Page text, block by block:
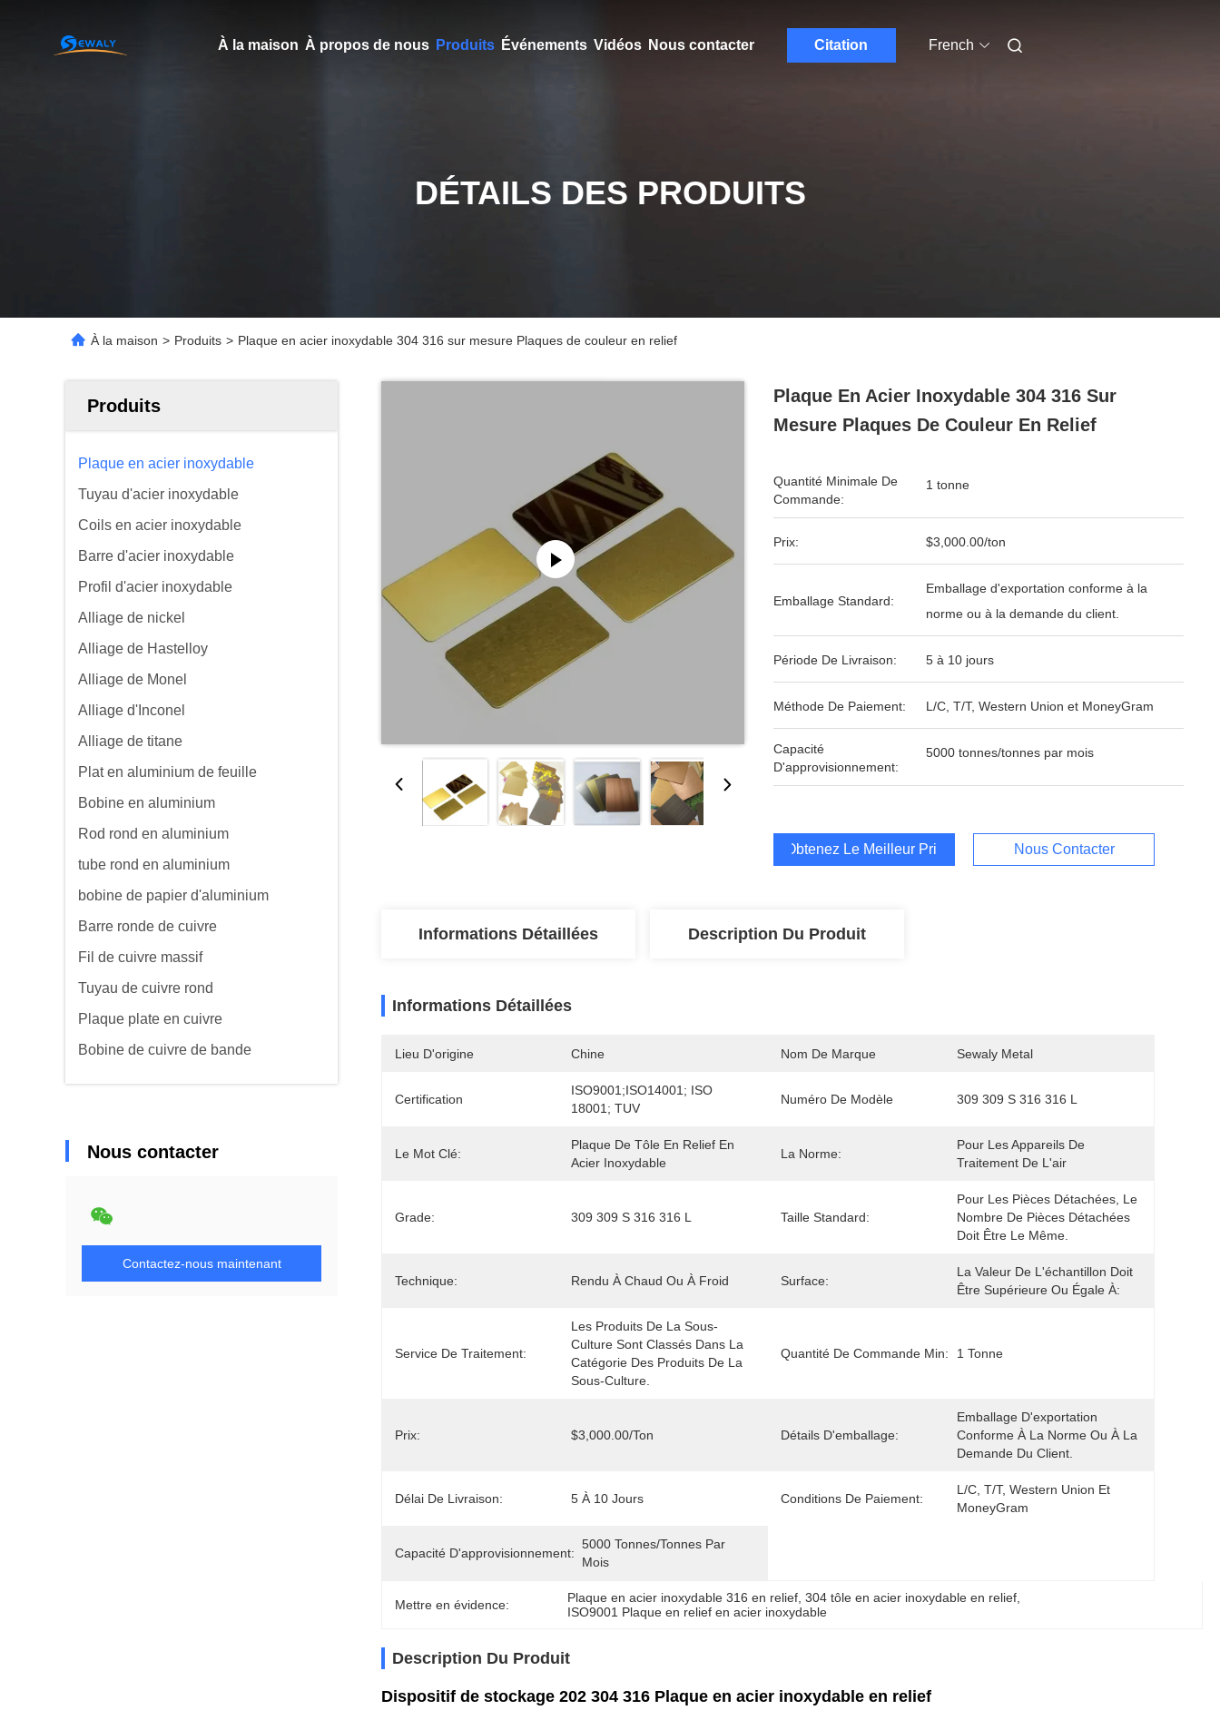
À la maison À propos de nous Produits Événements Vidéos Nous contacter Citation French
DÉTAILS DES PRODUITS
À la maison > Produits > Plaque en acier inoxydable 304 316 sur mesure Plaques de couleur en relief
Produits
Plaque en acier inoxydable
Tuyau d'acier inoxydable
Coils en acier inoxydable
Barre d'acier inoxydable
Profil d'acier inoxydable
Alliage de nickel
Alliage de Hastelloy
Alliage de Monel
Alliage d'Inconel
Alliage de titane
Plat en aluminium de feuille
Bobine en aluminium
Rod rond en aluminium
tube rond en aluminium
bobine de papier d'aluminium
Barre ronde de cuivre
Fil de cuivre massif
Tuyau de cuivre rond
Plaque plate en cuivre
Bobine de cuivre de bande
Nous contacter
Contactez-nous maintenant
Plaque En Acier Inoxydable 304 316 Sur
Mesure Plaques De Couleur En Relief
Quantité Minimale De
Commande:
1 tonne
Prix: $3,000.00/ton
Emballage Standard:
Emballage d'exportation conforme à la
norme ou à la demande du client.
Période De Livraison: 5 à 10 jours
Méthode De Paiement: L/C, T/T, Western Union et MoneyGram
Capacité
D'approvisionnement:
5000 tonnes/tonnes par mois
Obtenez Le Meilleur Prix Nous Contacter
Informations Détaillées Description Du Produit
Informations Détaillées
Lieu D'origine Chine Nom De Marque Sewaly Metal
Certification
ISO9001;ISO14001; ISO
18001; TUV
Numéro De Modèle 309 309 S 316 316 L
Le Mot Clé:
Plaque De Tôle En Relief En
Acier Inoxydable
La Norme:
Pour Les Appareils De
Traitement De L'air
Grade: 309 309 S 316 316 L Taille Standard:
Pour Les Pièces Détachées, Le
Nombre De Pièces Détachées
Doit Être Le Même.
Technique: Rendu À Chaud Ou À Froid Surface:
La Valeur De L'échantillon Doit
Être Supérieure Ou Égale À:
Service De Traitement:
Les Produits De La Sous-
Culture Sont Classés Dans La
Catégorie Des Produits De La
Sous-Culture.
Quantité De Commande Min: 1 Tonne
Prix: $3,000.00/ton Détails D'emballage:
Emballage D'exportation
Conforme À La Norme Ou À La
Demande Du Client.
Délai De Livraison: 5 À 10 Jours Conditions De Paiement:
L/C, T/T, Western Union Et
MoneyGram
Capacité D'approvisionnement:
5000 Tonnes/tonnes Par
Mois
Mettre en évidence: Plaque en acier inoxydable 316 en relief, 304 tôle en acier inoxydable en relief,
ISO9001 Plaque en relief en acier inoxydable
Description Du Produit
Dispositif de stockage 202 304 316 Plaque en acier inoxydable en relief